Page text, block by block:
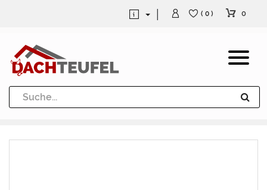
Dachrinne und Fallrohre
Werkzeuge und Löttechnik
( 0 ) 0